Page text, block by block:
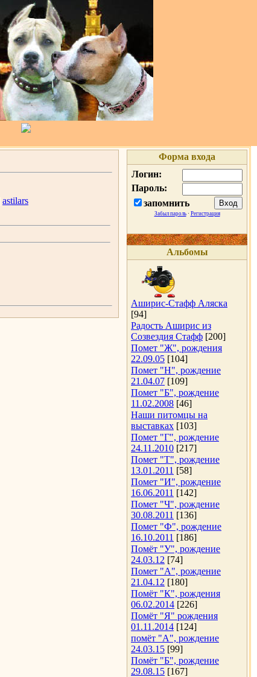
astilars
Форма входа
Логин:
Пароль:
запомнить
Забыл пароль· Регистрация
Альбомы
Аширис-Стафф Аляска
[94]
Радость Аширис из
Созвездия Стафф [200]
Помет "Ж", рождения
22.09.05 [104]
Помет "Н", рождение
21.04.07 [109]
Помет "Б", рождение
11.02.2008 [46]
Наши питомцы на
выставках [103]
Помет "Г", рождение
24.11.2010 [217]
Помет "Т", рождение
13.01.2011 [58]
Помет "И", рождение
16.06.2011 [142]
Помет "Ч", рождение
30.08.2011 [136]
Помет "Ф", рождение
16.10.2011 [186]
Помёт "У", рождение
24.03.12 [74]
Помет "А", рождение
21.04.12 [180]
Помёт "К", рождения
06.02.2014 [226]
Помёт "Я" рождения
01.11.2014 [124]
помёт "А", рождение
24.03.15 [99]
Помёт "Б", рождение
29.08.15 [167]